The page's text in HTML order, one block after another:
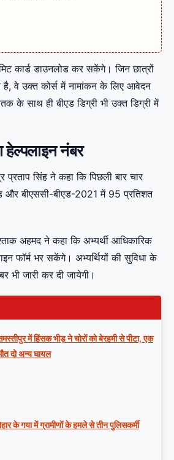
कार्ड डाउनलोड कर सकेंगे। जिन छात्रों
है, वे उक्त कोर्स में नामांकन के लिए आवेदन
के साथ ही बीएड डिग्री भी उक्त डिग्री में
हेल्पलाइन नंबर
प्रताप सिंह ने कहा कि पिछली बार चार
और बीएससी-बीएड-2021 में 95 प्रतिशत
अहमद ने कहा कि अभ्यर्थी आधिकारिक
फॉर्म भर सकेंगे। अभ्यर्थियों की सुविधा के
भी जारी कर दी जायेगी।
में हिंसक भीड़ ने चोरों को बेरहमी से पीटा, एक
दो अन्य घायल
के गया में ग्रामीणों के हमले से तीन पुलिसकर्मी